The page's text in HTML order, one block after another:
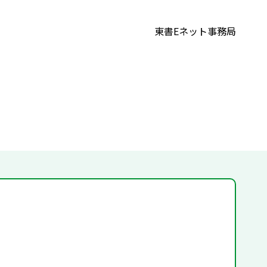
東書Eネット事務局